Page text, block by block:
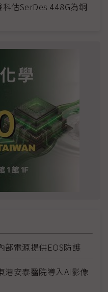
估SerDes 448G為銅
部電源提供EOS防護
港安泰醫院導入AI影像